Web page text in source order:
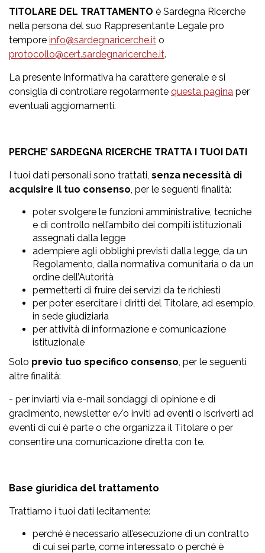
TITOLARE DEL TRATTAMENTO è Sardegna Ricerche
nella persona del suo Rappresentante Legale pro
tempore info@sardegnaricerche.it o
protocollo@cert.sardegnaricerche.it.
La presente Informativa ha carattere generale e si
consiglia di controllare regolarmente questa pagina per
eventuali aggiornamenti.
PERCHE’ SARDEGNA RICERCHE TRATTA I TUOI DATI
I tuoi dati personali sono trattati, senza necessità di
acquisire il tuo consenso , per le seguenti finalità:
poter svolgere le funzioni amministrative, tecniche
e di controllo nell’ambito dei compiti istituzionali
assegnati dalla legge
adempiere agli obblighi previsti dalla legge, da un
Regolamento, dalla normativa comunitaria o da un
ordine dell’Autorità
permetterti di fruire dei servizi da te richiesti
per poter esercitare i diritti del Titolare, ad esempio,
in sede giudiziaria
per attività di informazione e comunicazione
istituzionale
Solo previo tuo specifico consenso , per le seguenti
altre finalità:
- per inviarti via e-mail sondaggi di opinione e di
gradimento, newsletter e/o inviti ad eventi o iscriverti ad
eventi di cui è parte o che organizza il Titolare o per
consentire una comunicazione diretta con te.
Base giuridica del trattamento
Trattiamo i tuoi dati lecitamente:
perché è necessario all’esecuzione di un contratto
di cui sei parte, come interessato o perché è